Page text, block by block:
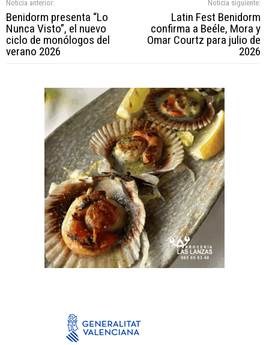
Noticia anterior:
Benidorm presenta “Lo
Nunca Visto”, el nuevo
ciclo de monólogos del
verano 2026
Noticia siguiente:
Latin Fest Benidorm
confirma a Beéle, Mora y
Omar Courtz para julio de
2026